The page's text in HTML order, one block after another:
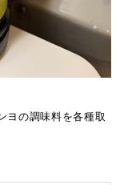
ヨの調味料を各種取